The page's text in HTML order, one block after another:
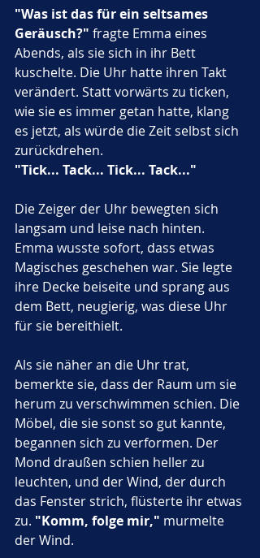
"Was ist das für ein seltsames
Geräusch?" fragte Emma eines
Abends, als sie sich in ihr Bett
kuschelte. Die Uhr hatte ihren Takt
verändert. Statt vorwärts zu ticken,
wie sie es immer getan hatte, klang
es jetzt, als würde die Zeit selbst sich
zurückdrehen.
"Tick... Tack... Tick... Tack..."
Die Zeiger der Uhr bewegten sich
langsam und leise nach hinten.
Emma wusste sofort, dass etwas
Magisches geschehen war. Sie legte
ihre Decke beiseite und sprang aus
dem Bett, neugierig, was diese Uhr
für sie bereithielt.
Als sie näher an die Uhr trat,
bemerkte sie, dass der Raum um sie
herum zu verschwimmen schien. Die
Möbel, die sie sonst so gut kannte,
begannen sich zu verformen. Der
Mond draußen schien heller zu
leuchten, und der Wind, der durch
das Fenster strich, flüsterte ihr etwas
zu. "Komm, folge mir," murmelte
der Wind.